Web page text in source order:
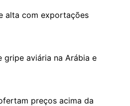
alta com exportações
gripe aviária na Arábia e
preços acima da